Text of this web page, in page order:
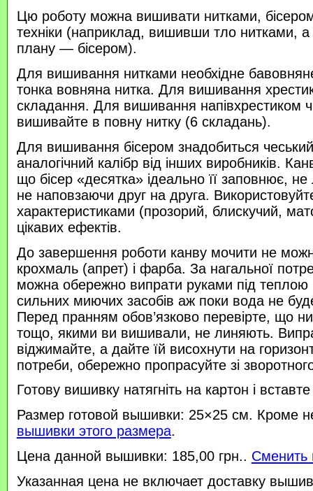
Цю роботу можна вишивати нитками, бісером
техніки (наприклад, вишивши тло нитками, а
плану — бісером).
Для вишивання нитками необхідне
тонка вовняна нитка. Для вишивання
складання. Для вишивання напівхрестиком
вишивайте в повну нитку (6 складань).
Для вишивання бісером знадобиться
аналогічний калібр від інших виробників.
що бісер «десятка» ідеально її заповнює,
не наповзаючи друг на друга.
характеристиками (прозорий, блискучий,
цікавих ефектів.
До завершення роботи канву мочити не
крохмаль (апрет) і фарба. За нагальної
можна обережно випрати руками під
сильних миючих засобів аж поки вода не
Перед пранням обов’язково перевірте, що
тощо, якими ви вишивали, не линяють.
віджимайте, а дайте їй висохнути на
потреби, обережно пропрасуйте зі
Готову вишивку натягніть на картон і
Размер готовой вышивки: 25×25 см. Кроме
вышивки этого размера.
Цена данной вышивки: 185,00 грн.. Сменить
Указанная цена не включает доставку